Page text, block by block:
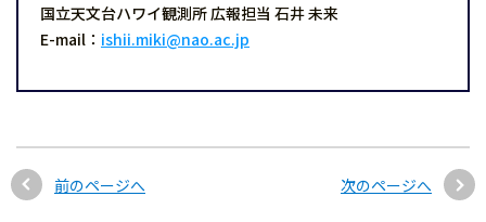
国立天文台ハワイ観測所 広報担当 石井 未来
E-mail： ishii.miki@nao.ac.jp
前のページへ 次のページへ